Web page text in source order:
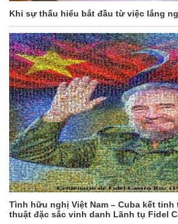
Khi sự thấu hiểu bắt đầu từ việc lắng
Tình hữu nghị Việt Nam – Cuba kết
thuật đặc sắc vinh danh Lãnh tụ Fidel